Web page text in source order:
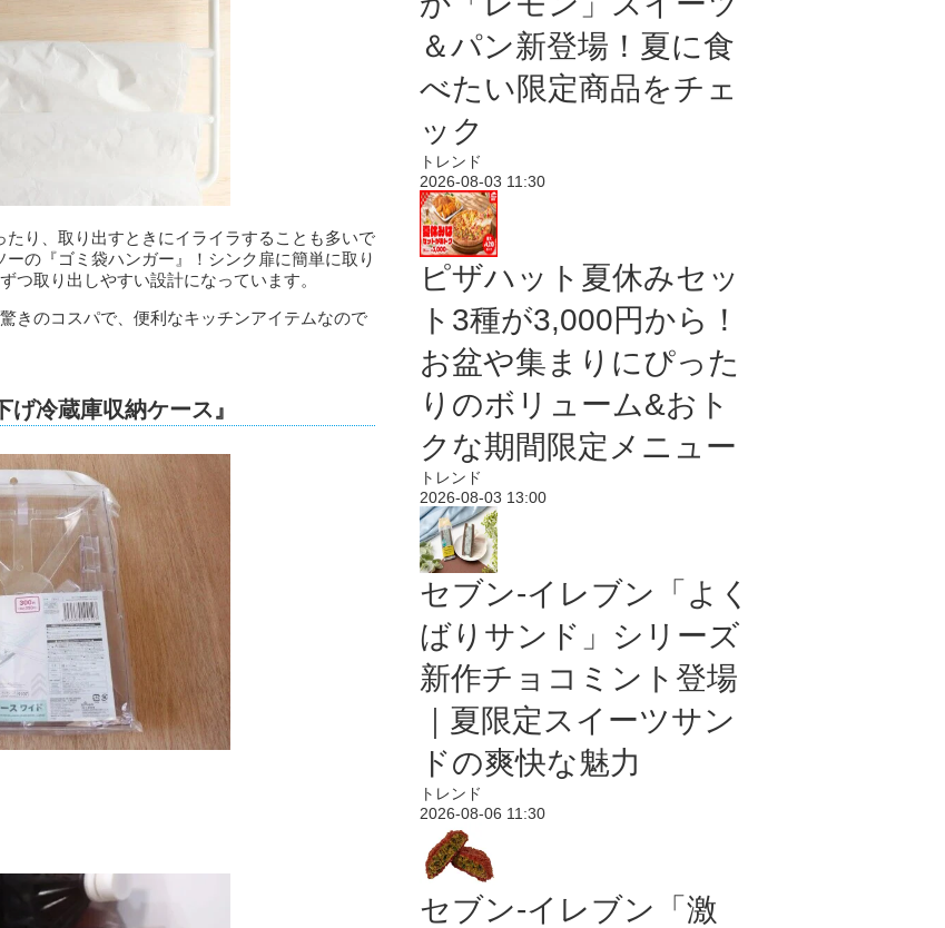
り、取り出すときにイライラすることも多いで
の『ゴミ袋ハンガー』！シンク扉に簡単に取り
つ取り出しやすい設計になっています。
きのコスパで、便利なキッチンアイテムなので
冷蔵庫収納ケース』
＆パン新登場！夏に食
べたい限定商品をチェ
ック
トレンド
2026-08-03 11:30
ピザハット夏休みセッ
ト3種が3,000円から！
お盆や集まりにぴった
りのボリューム&おト
クな期間限定メニュー
トレンド
2026-08-03 13:00
セブン‐イレブン「よく
ばりサンド」シリーズ
新作チョコミント登場
｜夏限定スイーツサン
ドの爽快な魅力
トレンド
2026-08-06 11:30
セブン-イレブン「激